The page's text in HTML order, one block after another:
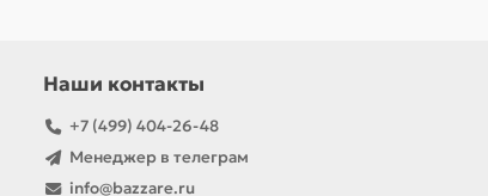
Наши контакты
+7 (499) 404-26-48
Менеджер в телеграм
info@bazzare.ru